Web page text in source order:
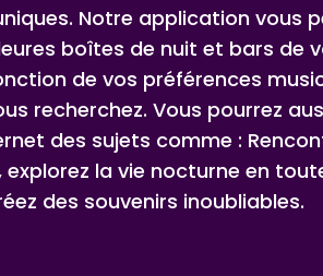
Notre application vous
boîtes de nuit et bars de
de vos préférences
recherchez. Vous pourrez
des sujets comme :
explorez la vie nocturne en
des souvenirs inoubliables.